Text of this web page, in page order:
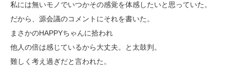
私には無いモノでいつかその感覚を体感したいと思っていた。
だから、源会議のコメントにそれを書いた。
まさかのHAPPYちゃんに拾われ
他人の倍は感じているから大丈夫。と太鼓判。
難しく考え過ぎだと言われた。